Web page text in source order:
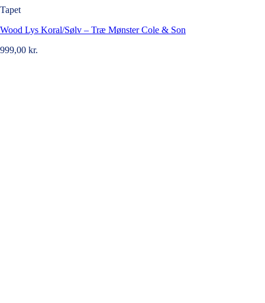
Tapet
Wood Lys Koral/Sølv – Træ Mønster Cole & Son
999,00 kr.